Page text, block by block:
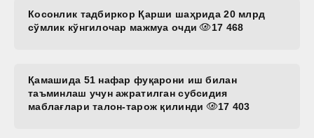
Косонлик тадбиркор Қарши шаҳрида 20 млрд
сўмлик кўнгилочар мажмуа очди
17 468
Қамашида 51 нафар фуқарони иш билан
таъминлаш учун ажратилган субсидия
маблағлари талон-тарож қилинди
17 403